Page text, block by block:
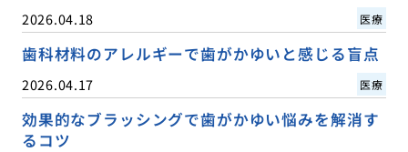
2026.04.18 医療
歯科材料のアレルギーで歯がかゆいと感じる盲点
2026.04.17 医療
効果的なブラッシングで歯がかゆい悩みを解消す
るコツ